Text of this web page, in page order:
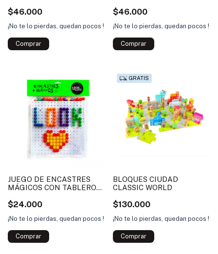
$46.000
¡No te lo pierdas, quedan pocos !
$46.000
¡No te lo pierdas, quedan pocos !
JUEGO DE ENCASTRES
MÁGICOS CON TABLERO
$24.000
¡No te lo pierdas, quedan pocos !
GRATIS
BLOQUES CIUDAD
CLASSIC WORLD
$130.000
¡No te lo pierdas, quedan pocos !